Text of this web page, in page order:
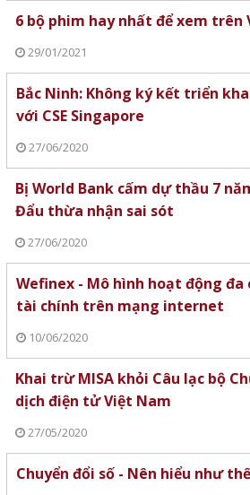
6 bộ phim hay nhất để xem trên
29/01/2021
Bắc Ninh: Không ký kết triển
với CSE Singapore
27/06/2020
Bị World Bank cấm dự thầu 7
Đẩu thừa nhận sai sót
27/06/2020
Wefinex - Mô hình hoạt động
tài chính trên mạng internet
10/06/2020
Khai trừ MISA khỏi Câu lạc bộ
dịch điện tử Việt Nam
27/05/2020
Chuyển đổi số - Nên hiểu như